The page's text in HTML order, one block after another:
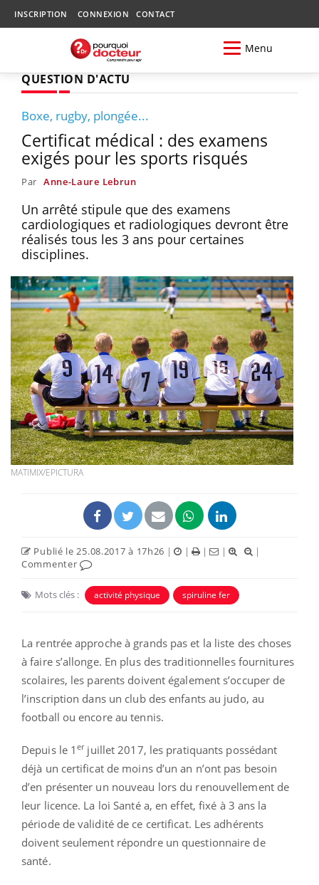
INSCRIPTION CONNEXION CONTACT
Menu
QUESTION D'ACTU
Boxe, rugby, plongée...
Certificat médical : des examens
exigés pour les sports risqués
Par Anne-Laure Lebrun
Un arrêté stipule que des examens
cardiologiques et radiologiques devront être
réalisés tous les 3 ans pour certaines
disciplines.
MATIMIX/EPICTURA
Publié le 25.08.2017 à 17h26 | | | |
|
Commenter
Mots clés : activité physique spiruline fer
La rentrée approche à grands pas et la liste des choses
à faire s’allonge. En plus des traditionnelles fournitures
scolaires, les parents doivent également s’occuper de
l’inscription dans un club des enfants au judo, au
football ou encore au tennis.
Depuis le 1erjuillet 2017, les pratiquants possédant
déjà un certificat de moins d’un an n’ont pas besoin
d’en présenter un nouveau lors du renouvellement de
leur licence. La loi Santé a, en effet, fixé à 3 ans la
période de validité de ce certificat. Les adhérents
doivent seulement répondre un questionnaire de
santé.